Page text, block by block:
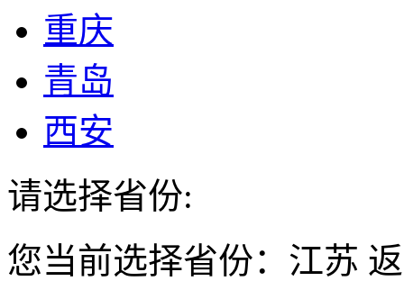
重庆
青岛
西安
请选择省份:
您当前选择省份： 江苏